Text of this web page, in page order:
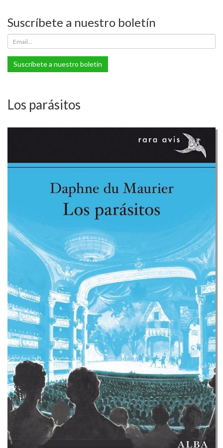
Suscríbete a nuestro boletín
Suscríbete a nuestro boletín
Los parásitos